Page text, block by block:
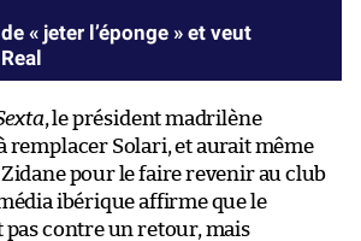
« jeter l’éponge » et veut
, le président madrilène
remplacer Solari, et aurait même
pour le faire revenir au club
ibérique affirme que le
pas contre un retour, mais